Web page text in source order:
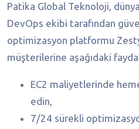
Patika Global Teknoloji,
DevOps ekibi tarafından
optimizasyon platformu
müşterilerine aşağıdaki
EC2 maliyetlerinde
edin,
7/24 sürekli